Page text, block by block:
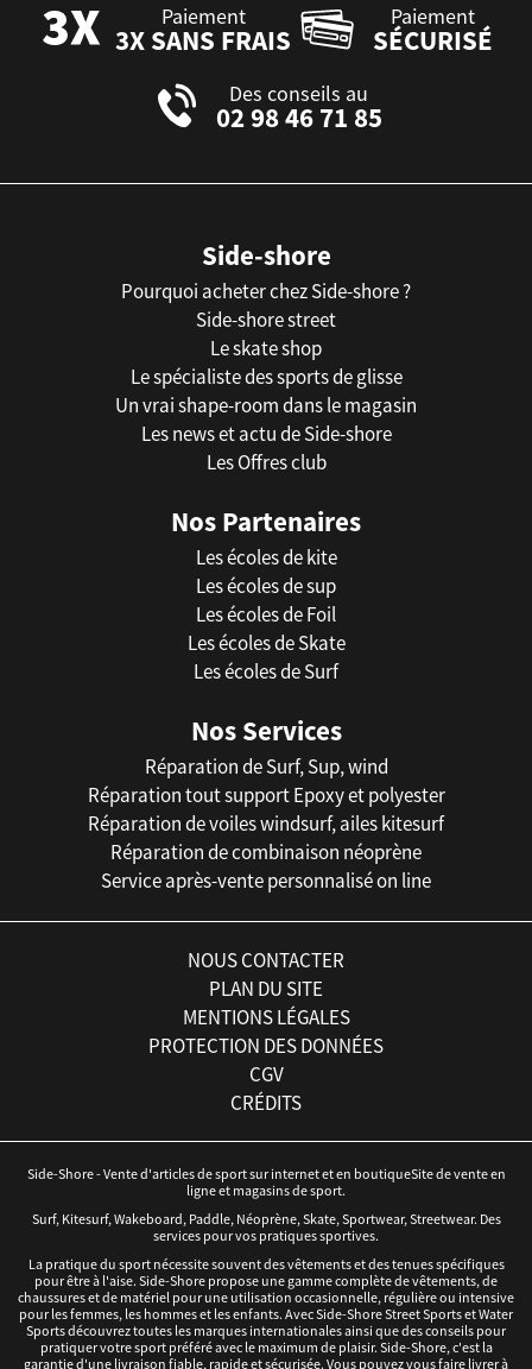
Paiement
3X SANS FRAIS
Paiement
SÉCURISÉ
Des conseils au
02 98 46 71 85
Side-shore
Pourquoi acheter chez Side-shore ?
Side-shore street
Le skate shop
Le spécialiste des sports de glisse
Un vrai shape-room dans le magasin
Les news et actu de Side-shore
Les Offres club
Nos Partenaires
Les écoles de kite
Les écoles de sup
Les écoles de Foil
Les écoles de Skate
Les écoles de Surf
Nos Services
Réparation de Surf, Sup, wind
Réparation tout support Epoxy et polyester
Réparation de voiles windsurf, ailes kitesurf
Réparation de combinaison néoprène
Service après-vente personnalisé on line
NOUS CONTACTER
PLAN DU SITE
MENTIONS LÉGALES
PROTECTION DES DONNÉES
CGV
CRÉDITS
Side-Shore - Vente d'articles de sport sur internet et en boutiqueSite de vente en
ligne et magasins de sport.
Surf, Kitesurf, Wakeboard, Paddle, Néoprène, Skate, Sportwear, Streetwear. Des
services pour vos pratiques sportives.
La pratique du sport nécessite souvent des vêtements et des tenues spécifiques
pour être à l'aise. Side-Shore propose une gamme complète de vêtements, de
chaussures et de matériel pour une utilisation occasionnelle, régulière ou intensive
pour les femmes, les hommes et les enfants. Avec Side-Shore Street Sports et Water
Sports découvrez toutes les marques internationales ainsi que des conseils pour
pratiquer votre sport préféré avec le maximum de plaisir. Side-Shore, c'est la
garantie d'une livraison fiable, rapide et sécurisée. Vous pouvez vous faire livrer à